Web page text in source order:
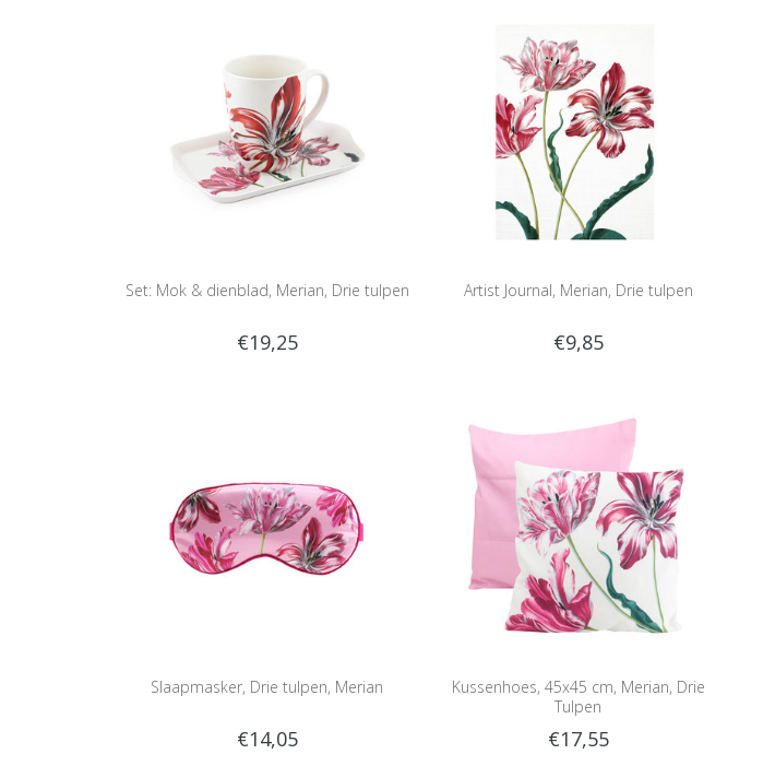
Set: Mok & dienblad, Merian, Drie tulpen
€19,25
Artist Journal, Merian, Drie tulpen
€9,85
Slaapmasker, Drie tulpen, Merian
€14,05
Kussenhoes, 45x45 cm, Merian, Drie
Tulpen
€17,55